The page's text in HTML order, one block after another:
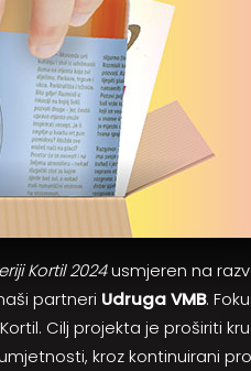
Kortil 2024usmjeren na
partneri Udruga VMB.
Cilj projekta je proširiti
kroz kontinuirani